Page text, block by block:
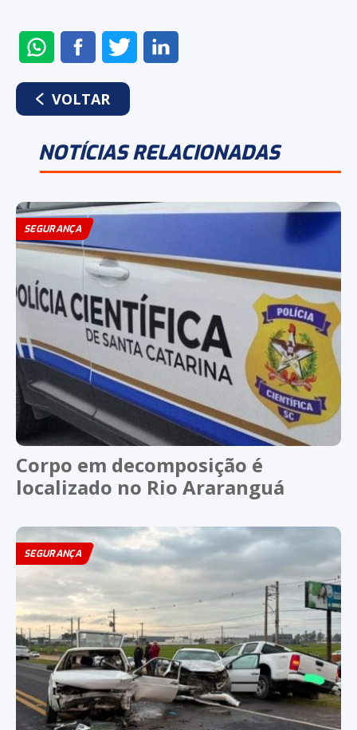
ENVIAR
NO
WHATSAPP
COMPARTILHAR
NO
FACEBOOK
COMPARTILHAR
NO
VOLTAR
NOTÍCIAS RELACIONADAS
SEGURANÇA
Corpo em decomposição é
localizado no Rio Araranguá
SEGURANÇA